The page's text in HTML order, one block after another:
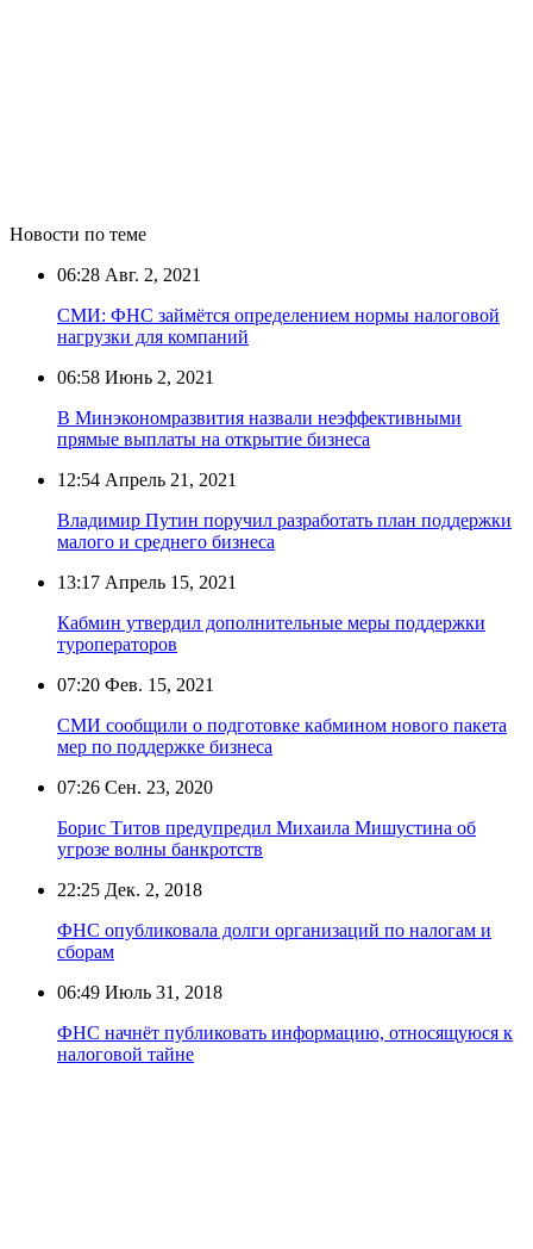
Новости по теме
06:28 Авг. 2, 2021
СМИ: ФНС займётся определением нормы налоговой
нагрузки для компаний
06:58 Июнь 2, 2021
В Минэкономразвития назвали неэффективными
прямые выплаты на открытие бизнеса
12:54 Апрель 21, 2021
Владимир Путин поручил разработать план поддержки
малого и среднего бизнеса
13:17 Апрель 15, 2021
Кабмин утвердил дополнительные меры поддержки
туроператоров
07:20 Фев. 15, 2021
СМИ сообщили о подготовке кабмином нового пакета
мер по поддержке бизнеса
07:26 Сен. 23, 2020
Борис Титов предупредил Михаила Мишустина об
угрозе волны банкротств
22:25 Дек. 2, 2018
ФНС опубликовала долги организаций по налогам и
сборам
06:49 Июль 31, 2018
ФНС начнёт публиковать информацию, относящуюся к
налоговой тайне